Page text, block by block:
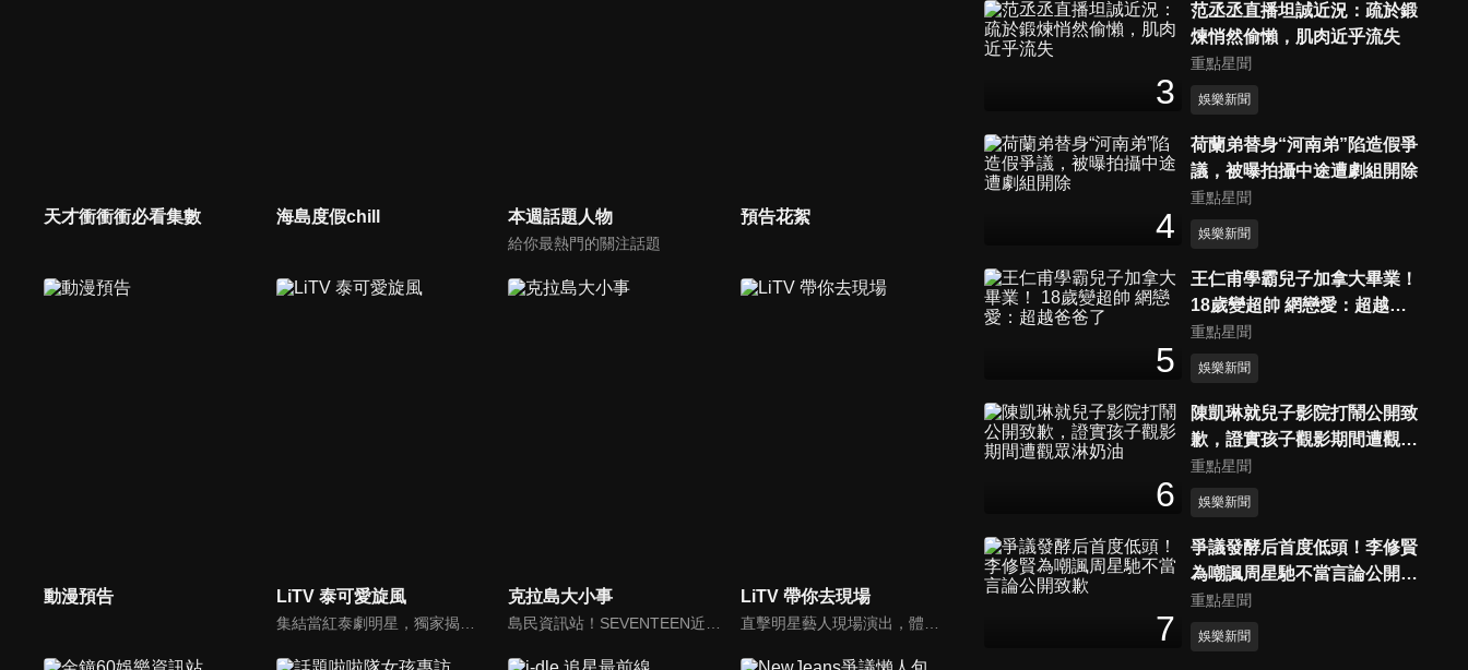
天才衝衝衝必看集數 海島度假chill 本週話題人物
給你最熱門的關注話題
預告花絮
動漫預告 LiTV 泰可愛旋風 克拉島大小事 LiTV 帶你去現場
【撩星聞】SVT夫碩順壓軸！
登台首唱《淚之女王》OST
DK撂中文自介竟變「董至
分鐘
【撩星聞】合體苗博雅！ 統神
辯輸周玉蔻說不出話 認了老婆
003「吵要離婚」
5分鐘
腔變「台灣國語」笑噴粉 機場
「巧遇薇娟」興奮衝上前合照
3分鐘
【撩星聞】GOLDEN WAVE播
載舞嗨翻高雄 舞台精華片段一
次看
5分鐘
【撩星聞】L.S.S唱到一半…
SJ希澈穿睡衣衝上台險被脫褲
樣」
【撩星聞】SVT拍波比波挑戰
搞笑因素超多 THE 8徐明浩揭
連親媽都走不了後門
5分鐘
3
范丞丞直播坦誠近況：疏於鍛
煉悄然偷懶，肌肉近乎流失
重點星聞
娛樂新聞
4
荷蘭弟替身“河南弟”陷造假爭
議，被曝拍攝中途遭劇組開除
重點星聞
娛樂新聞
5
王仁甫學霸兒子加拿大畢業！
18歲變超帥 網戀愛：超越爸
爸了
重點星聞
娛樂新聞
6
陳凱琳就兒子影院打鬧公開致
歉，證實孩子觀影期間遭觀眾
淋奶油
重點星聞
娛樂新聞
7
爭議發酵后首度低頭！李修賢
為嘲諷周星馳不當言論公開致
歉
重點星聞
娛樂新聞